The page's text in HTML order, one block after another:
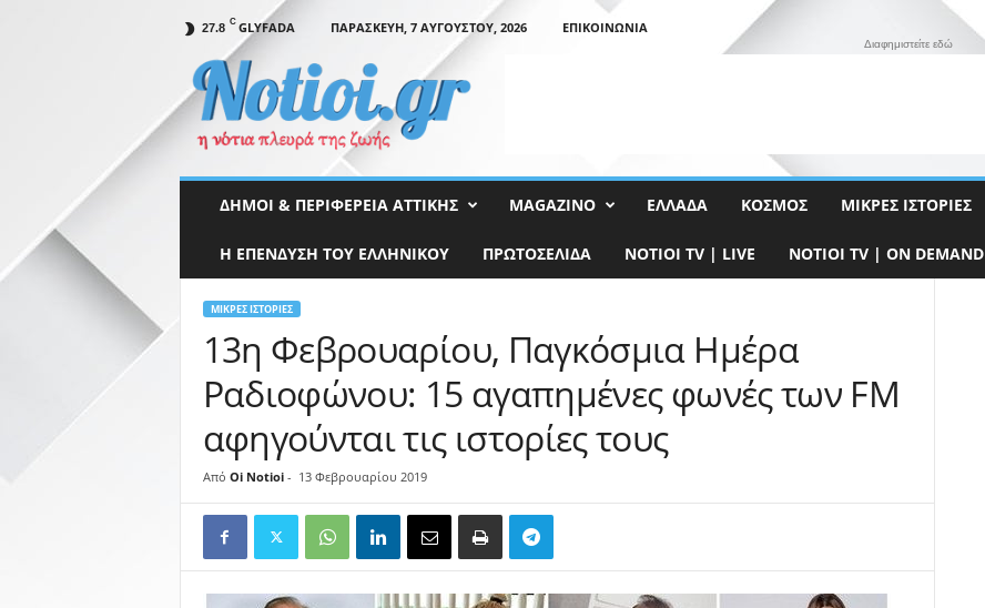
27.8 C GLYFADA ΠΑΡΑΣΚΕΥΉ, 7 ΑΥΓΟΎΣΤΟΥ, 2026
ΕΠΙΚΟΙΝΩΝΊΑ
t
Διαφημιστείτε εδώ
ΔΉΜΟΙ & ΠΕΡΙΦΈΡΕΙΑ ΑΤΤΙΚΉΣ MAGAZINO ΕΛΛΆΔΑ ΚΌΣΜΟΣ ΜΙΚΡΈΣ ΙΣΤΟΡΊΕΣ
Η ΕΠΕΝΔΥΣΗ ΤΟΥ ΕΛΛΗΝΙΚΟΥ ΠΡΩΤΟΣΈΛΙΔΑ NOTIOI TV | LIVE NOTIOI TV | ON DEMAND
ΜΙΚΡΈΣ ΙΣΤΟΡΊΕΣ
13η Φεβρουαρίου, Παγκόσμια Ημέρα
Ραδιοφώνου: 15 αγαπημένες φωνές των FM
αφηγούνται τις ιστορίες τους
Από Oi Notioi- 13 Φεβρουαρίου 2019